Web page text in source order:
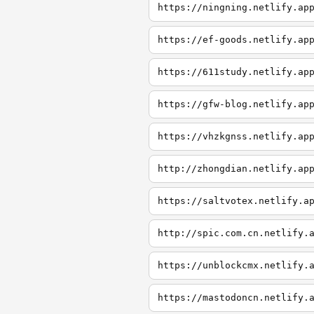
https://ningning.netlify.app
https://ef-goods.netlify.app
https://611study.netlify.app
https://gfw-blog.netlify.app
https://vhzkgnss.netlify.app
http://zhongdian.netlify.app
https://
http://
https://
https://